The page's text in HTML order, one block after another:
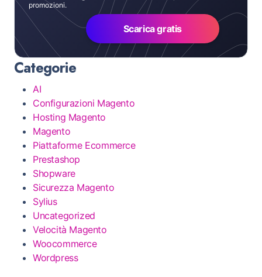
promozioni.
Scarica gratis
Categorie
AI
Configurazioni Magento
Hosting Magento
Magento
Piattaforme Ecommerce
Prestashop
Shopware
Sicurezza Magento
Sylius
Uncategorized
Velocità Magento
Woocommerce
Wordpress